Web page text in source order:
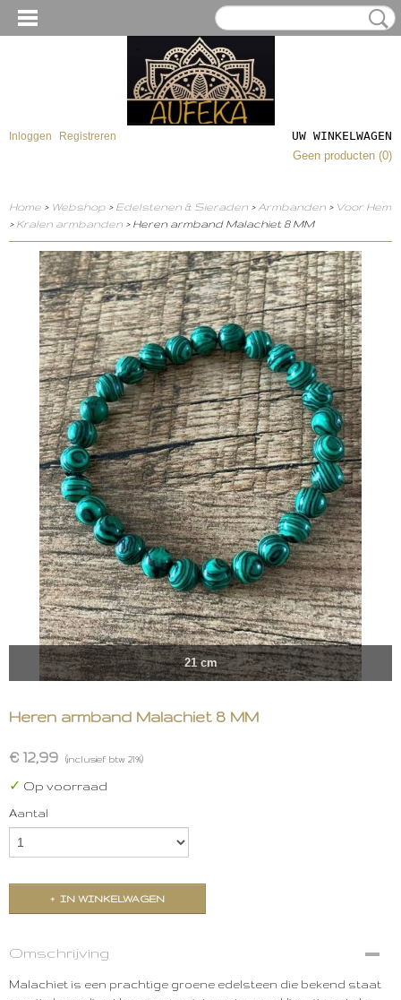
Inloggen Registreren
UW WINKELWAGEN
Geen producten (0)
Home > Webshop > Edelstenen & Sieraden > Armbanden > Voor Hem
> Kralen armbanden > Heren armband Malachiet 8 MM
21 cm
Heren armband Malachiet 8 MM
€ 12,99 (inclusief btw 21%)
✓ Op voorraad
Aantal
IN WINKELWAGEN
Omschrijving
Malachiet is een prachtige groene edelsteen die bekend staat